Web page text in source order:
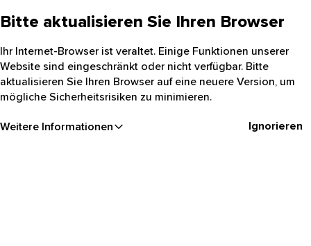
Bitte aktualisieren Sie Ihren Browser
Ihr Internet-Browser ist veraltet. Einige Funktionen unserer
Website sind eingeschränkt oder nicht verfügbar. Bitte
aktualisieren Sie Ihren Browser auf eine neuere Version, um
mögliche Sicherheitsrisiken zu minimieren.
Weitere Informationen Ignorieren